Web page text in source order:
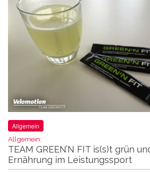
Allgemein
Allgemein:
TEAM GREEN’N FIT is(s)t grün
Ernährung im Leistungssport